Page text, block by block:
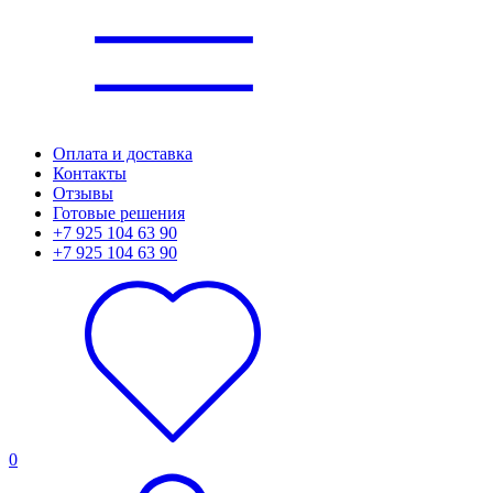
Оплата и доставка
Контакты
Отзывы
Готовые решения
+7 925 104 63 90
+7 925 104 63 90
0